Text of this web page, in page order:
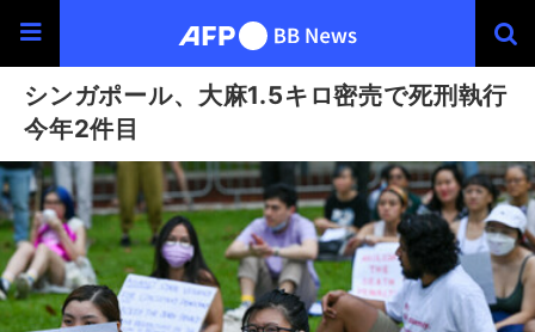
シンガポール、大麻1.5キロ密売で死刑執行
今年2件目